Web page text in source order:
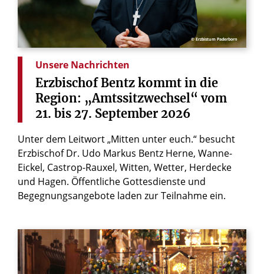
© Erzbistum Paderborn
Unsere Nachrichten
Erzbischof Bentz kommt in die
Region: „Amtssitzwechsel“ vom
21. bis 27. September 2026
Unter dem Leitwort „Mitten unter euch.“ besucht
Erzbischof Dr. Udo Markus Bentz Herne, Wanne-
Eickel, Castrop-Rauxel, Witten, Wetter, Herdecke
und Hagen. Öffentliche Gottesdienste und
Begegnungsangebote laden zur Teilnahme ein.